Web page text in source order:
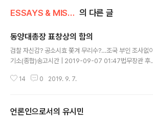
ESSAYS & MISCELLANIES 의 다른 글
동양대총장 표창상의 함의
검찰 자신감? 공소시효 쫓겨 무리수?…조국 부인 조사없이
기소(종합)송고시간 | 2019-09-07 01:47법무장관 후
가능'靑-檢 충돌' 심화 불가피…검찰, 혐의 입증 실패하면
자정 무렵 법무부장관 후보자 조국 국회 청문회가 끝나자
14 0 2019. 9. 7.
언론인으로서의 유시민